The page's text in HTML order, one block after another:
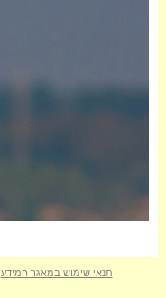
תנאי שימוש במאגר המידע